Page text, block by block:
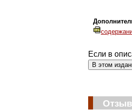
Если в
В этом